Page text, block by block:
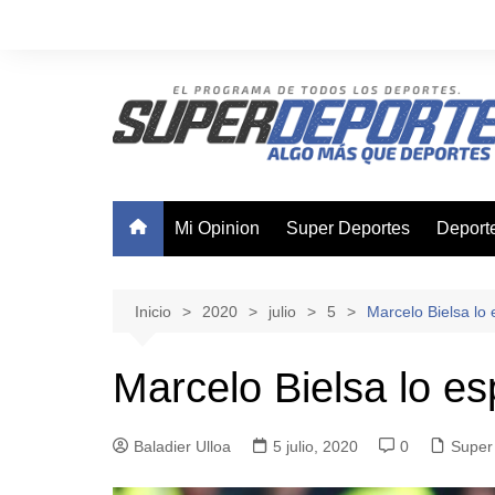
Mi Opinion Super Deportes
Futsal
Inicio 2020 julio 5 Marcelo Bielsa lo
Marcelo Bielsa lo
Baladier Ulloa 5 julio, 2020 0